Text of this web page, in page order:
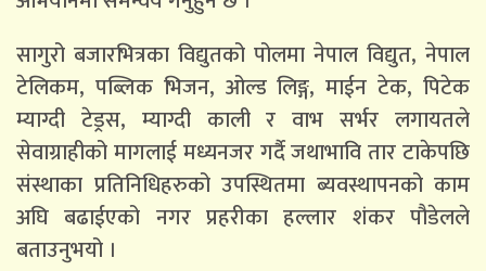
सागुरो बजारभित्रका विद्युतको पोलमा नेपाल विद्युत, नेपाल
टेलिकम, पब्लिक भिजन, ओल्ड लिङ्ग, माईन टेक, पिटेक
म्याग्दी टेड्रस, म्याग्दी काली र वाभ सर्भर लगायतले
सेवाग्राहीको मागलाई मध्यनजर गर्दै जथाभावि तार टाकेपछि
संस्थाका प्रतिनिधिहरुको उपस्थितमा ब्यवस्थापनको काम
अघि बढाईएको नगर प्रहरीका हल्लार शंकर पौडेलले
बताउनुभयो ।